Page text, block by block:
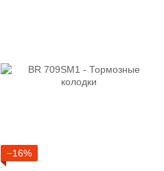
−16%